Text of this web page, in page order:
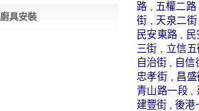
廚具安裝
路 , 五權二
街 , 天泉二
民安東路 ,
三街 , 立信
自治街 , 自
忠孝街 , 昌
青山路一段 ,
建豐街 , 後港